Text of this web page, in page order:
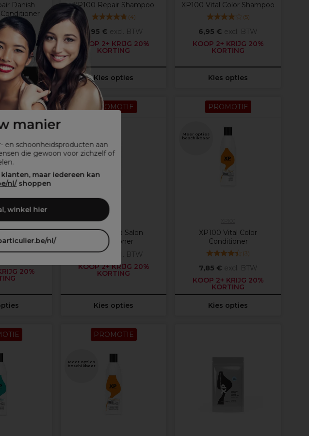
manier
en schoonheidsproducten aan
die gewoon voor zichzelf of
maar iedereen kan
nl/shoppen
winkel hier
nl/
Danish
BTW
20%
XP100 Repair Shampoo
(4)
6,95 € excl. BTW
KOOP 2+ KRIJG 20%
KORTING
Kies opties
XP100 Vital Color Shampoo
(5)
6,95 € excl. BTW
KOOP 2+ KRIJG 20%
KORTING
Kies opties
Ultra Sterk
(7)
20%
PROMOTIE
XP100 Mild Salon
Conditioner
7,85 €
excl. BTW
KOOP 2+ KRIJG 20%
KORTING
Kies opties
PROMOTIE
Meer opties
beschikbaar
XP100 Vital Color
Conditioner
(3)
7,85 € excl. BTW
KOOP 2+ KRIJG 20%
KORTING
Kies opties
PROMOTIE
Meer opties
beschikbaar